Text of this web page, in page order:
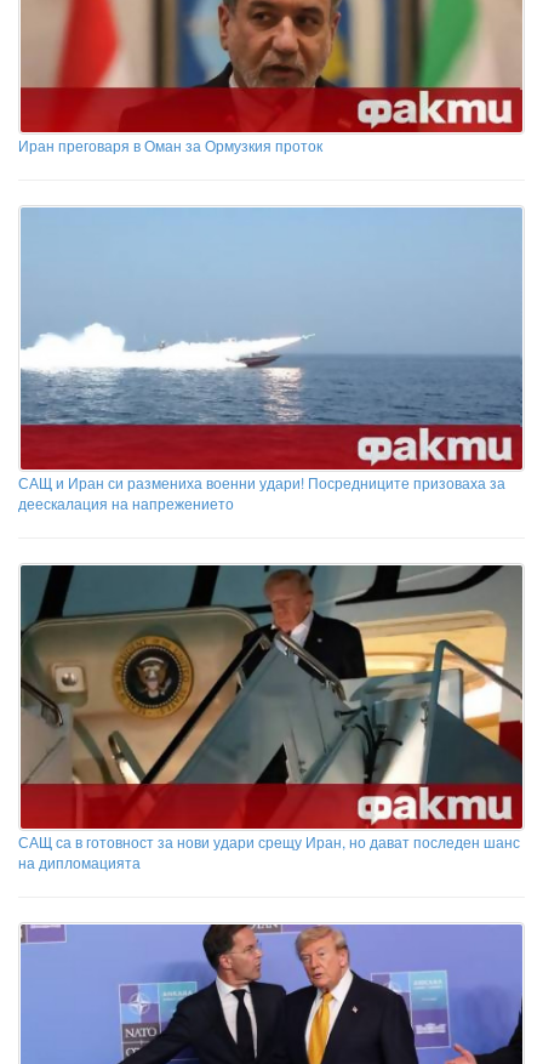
Иран преговаря в Оман за Ормузкия проток
САЩ и Иран си размениха военни удари! Посредниците призоваха за
деескалация на напрежението
САЩ са в готовност за нови удари срещу Иран, но дават последен шанс
на дипломацията